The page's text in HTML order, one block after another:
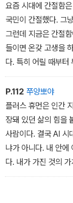
요즘 시대에 간절함
국민이 간절했다. 그
그런데 지금은 간절
들이면 온갖 고생을
다. 특히 어릴 때부터
년들은 더 그렇다.
P.112 쭈양뽀야
플러스 휴먼은 인간
장돼 있던 삶의 힘을
사람이다. 결국 AI 시
냐가 아니다. 내 안에
다. 내가 가진 것의
지 않는다.